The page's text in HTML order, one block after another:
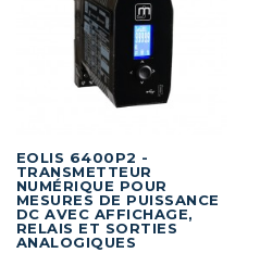
EOLIS 6400P2 -
TRANSMETTEUR
NUMÉRIQUE POUR
MESURES DE PUISSANCE
DC AVEC AFFICHAGE,
RELAIS ET SORTIES
ANALOGIQUES